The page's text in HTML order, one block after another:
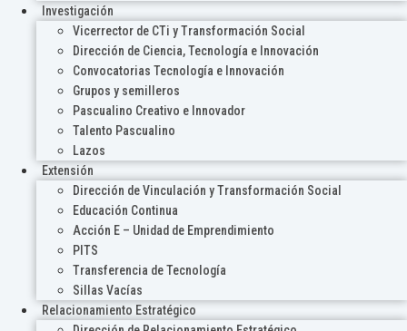
Investigación
Vicerrector de CTi y Transformación Social
Dirección de Ciencia, Tecnología e Innovación
Convocatorias Tecnología e Innovación
Grupos y semilleros
Pascualino Creativo e Innovador
Talento Pascualino
Lazos
Extensión
Dirección de Vinculación y Transformación Social
Educación Continua
Acción E – Unidad de Emprendimiento
PITS
Transferencia de Tecnología
Sillas Vacías
Relacionamiento Estratégico